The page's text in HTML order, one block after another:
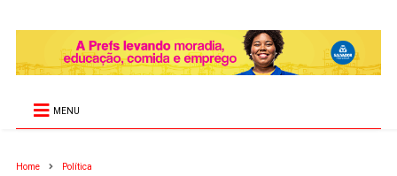
MENU
Home Política